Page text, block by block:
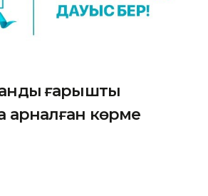
ғарышты
арналған көрме